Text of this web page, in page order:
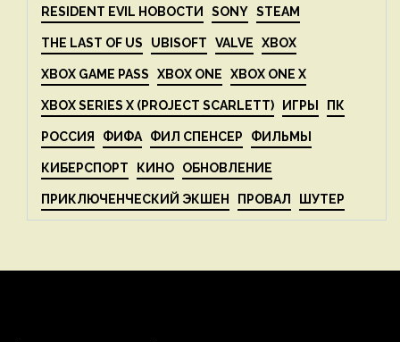
RESIDENT EVIL НОВОСТИ SONY STEAM
THE LAST OF US UBISOFT VALVE XBOX
XBOX GAME PASS XBOX ONE XBOX ONE X
XBOX SERIES X (PROJECT SCARLETT) ИГРЫ ПК
РОССИЯ ФИФА ФИЛ СПЕНСЕР ФИЛЬМЫ
КИБЕРСПОРТ КИНО ОБНОВЛЕНИЕ
ПРИКЛЮЧЕНЧЕСКИЙ ЭКШЕН ПРОВАЛ ШУТЕР